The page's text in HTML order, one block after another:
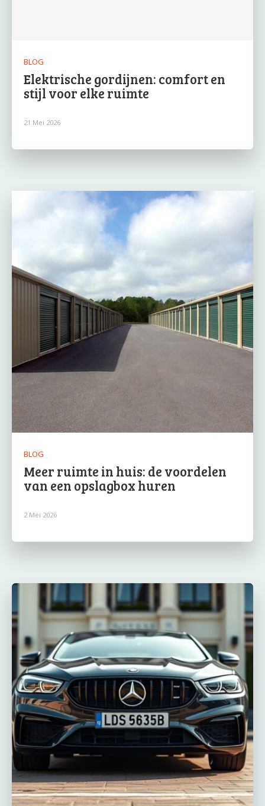
BLOG
Elektrische gordijnen: comfort en
stijl voor elke ruimte
21 Mei 2026
BLOG
Meer ruimte in huis: de voordelen
van een opslagbox huren
2 Mei 2026